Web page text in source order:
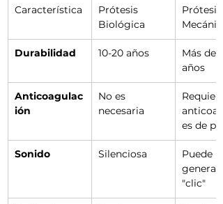
Característica
Prótesis
Biológica
Prótesis
Mecánica
Durabilidad 10-20 años
Más de
años
Anticoagulac
ión
No es
necesaria
Requiere
es de
Sonido Silenciosa
Puede
generar
"clic"